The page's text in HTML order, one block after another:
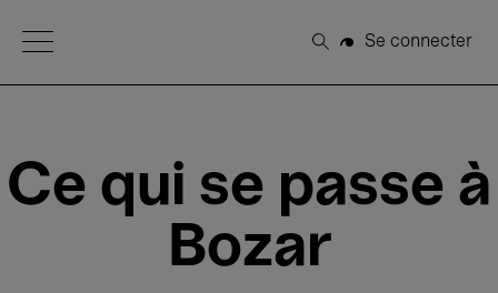
Open Menu
Rechercher
Se connecter
Ce qui se passe à
Bozar